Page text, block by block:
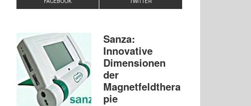
Sanza:
Innovative
Dimensionen
der
Magnetfeldthera
pie